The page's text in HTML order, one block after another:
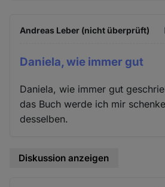
Andreas Leber (nicht überprüft)
Daniela, wie immer gut
Daniela, wie immer gut
das Buch werde ich mir
desselben.
Diskussion anzeigen